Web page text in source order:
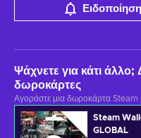
Ειδοποίηση
Ψάχνετε για κάτι άλλο;
δωροκάρτες
Αγοράστε μια δωροκάρτα Steam
Steam
GLOBAL